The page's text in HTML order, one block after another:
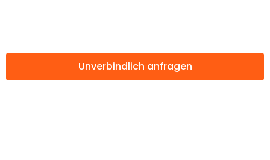
Unverbindlich anfragen